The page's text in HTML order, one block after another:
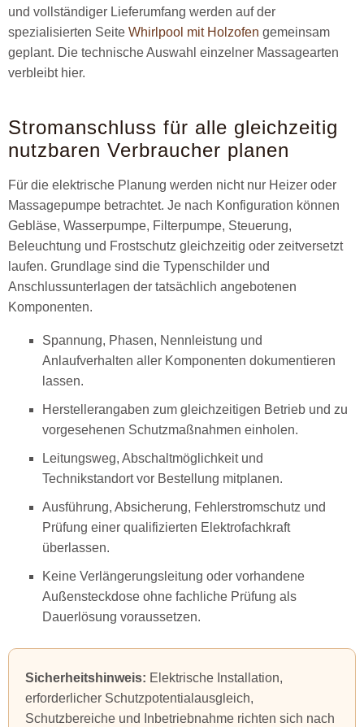
und vollständiger Lieferumfang werden auf der
spezialisierten Seite Whirlpool mit Holzofen gemeinsam
geplant. Die technische Auswahl einzelner Massagearten
verbleibt hier.
Stromanschluss für alle gleichzeitig
nutzbaren Verbraucher planen
Für die elektrische Planung werden nicht nur Heizer oder
Massagepumpe betrachtet. Je nach Konfiguration können
Gebläse, Wasserpumpe, Filterpumpe, Steuerung,
Beleuchtung und Frostschutz gleichzeitig oder zeitversetzt
laufen. Grundlage sind die Typenschilder und
Anschlussunterlagen der tatsächlich angebotenen
Komponenten.
Spannung, Phasen, Nennleistung und
Anlaufverhalten aller Komponenten dokumentieren
lassen.
Herstellerangaben zum gleichzeitigen Betrieb und zu
vorgesehenen Schutzmaßnahmen einholen.
Leitungsweg, Abschaltmöglichkeit und
Technikstandort vor Bestellung mitplanen.
Ausführung, Absicherung, Fehlerstromschutz und
Prüfung einer qualifizierten Elektrofachkraft
überlassen.
Keine Verlängerungsleitung oder vorhandene
Außensteckdose ohne fachliche Prüfung als
Dauerlösung voraussetzen.
Sicherheitshinweis: Elektrische Installation,
erforderlicher Schutzpotentialausgleich,
Schutzbereiche und Inbetriebnahme richten sich nach